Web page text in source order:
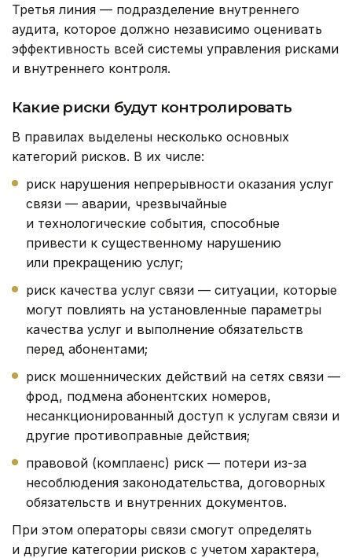
Третья линия — подразделение внутреннего
аудита, которое должно независимо оценивать
эффективность всей системы управления рисками
и внутреннего контроля.
Какие риски будут контролировать
В правилах выделены несколько основных
категорий рисков. В их числе:
риск нарушения непрерывности оказания услуг
связи — аварии, чрезвычайные
и технологические события, способные
привести к существенному нарушению
или прекращению услуг;
риск качества услуг связи — ситуации, которые
могут повлиять на установленные параметры
качества услуг и выполнение обязательств
перед абонентами;
риск мошеннических действий на сетях связи —
фрод, подмена абонентских номеров,
несанкционированный доступ к услугам связи и
другие противоправные действия;
правовой (комплаенс) риск — потери из-за
несоблюдения законодательства, договорных
обязательств и внутренних документов.
При этом операторы связи смогут определять
и другие категории рисков с учетом характера,